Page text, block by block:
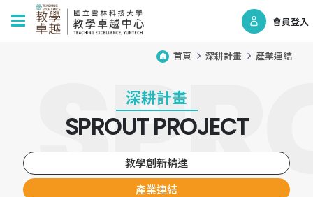
會員登入
首頁 深耕計畫 產業連結
深耕計畫
SPROUT PROJECT
教學創新精進
產業連結